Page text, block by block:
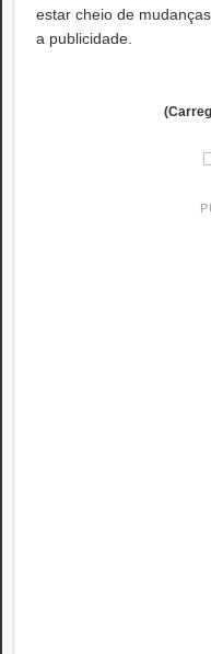
estar cheio de
a publicidade.